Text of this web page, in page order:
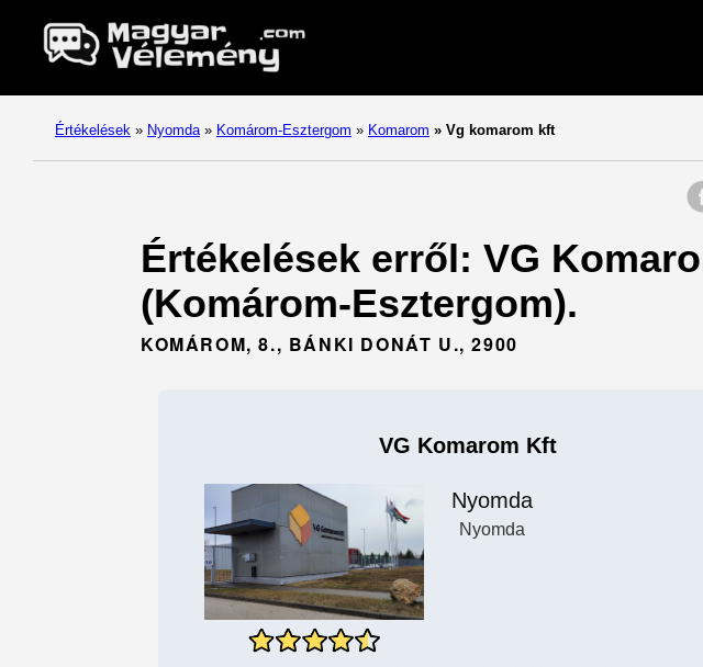
Értékelések » Nyomda » Komárom-Esztergom » Komarom » Vg komarom kft
Értékelések erről: VG
(Komárom-Esztergom).
KOMÁROM, 8., BÁNKI DONÁT U., 2900
VG Komarom Kft
Nyomda
Nyomda